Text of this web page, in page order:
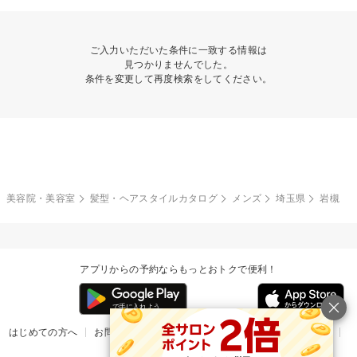
ご入力いただいた条件に一致する情報は
見つかりませんでした。
条件を変更して再度検索をしてください。
美容院・美容室 髪型・ヘアスタイルカタログ メンズ 埼玉県 岩槻
アプリからの予約ならもっとおトクで便利！
はじめての方へ お問い合わせ ヘルプ リリース情報
利用規約
掲載ご希望のサロン様